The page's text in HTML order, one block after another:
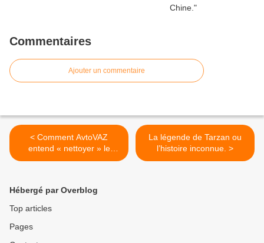
Commentaires
Ajouter un commentaire
< Comment AvtoVAZ
entend « nettoyer » le
marché des voitures
La légende de Tarzan ou
l’histoire inconnue. >
Hébergé par Overblog
Top articles
Pages